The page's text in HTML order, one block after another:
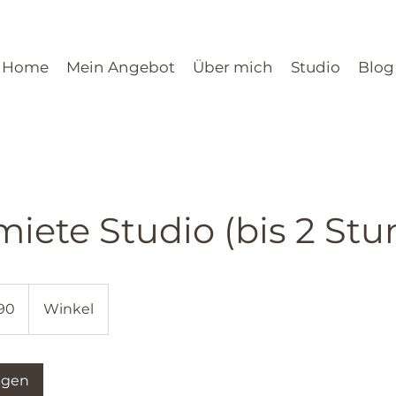
Home Mein Angebot Über mich Studio Blog
Studio (bis 2
Winkel